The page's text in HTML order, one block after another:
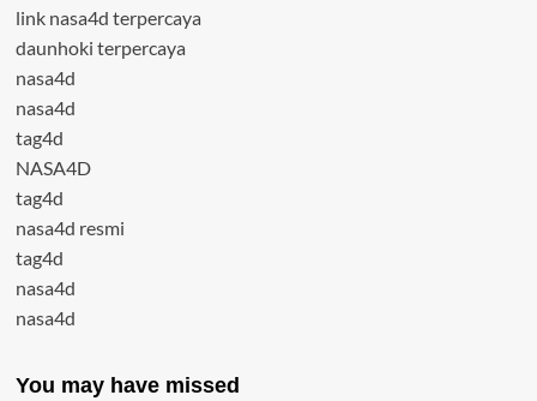
link nasa4d terpercaya
daunhoki terpercaya
nasa4d
nasa4d
tag4d
NASA4D
tag4d
nasa4d resmi
tag4d
nasa4d
nasa4d
You may have missed